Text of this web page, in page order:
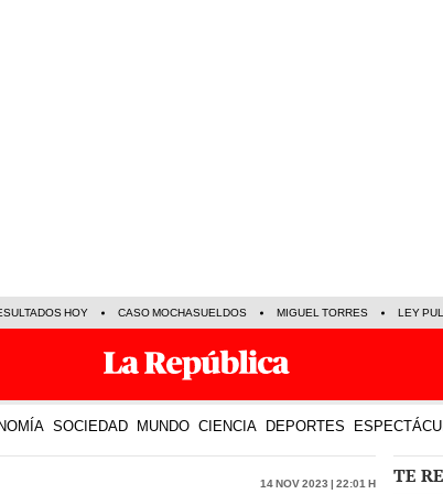
SOCIEDAD MUNDO CIENCIA DEPORTES
14 Nov 2023 | 22:01 h TE